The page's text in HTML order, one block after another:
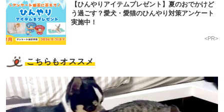
【ひんやりアイテムプレゼント】夏のおでかけど
う過ごす？愛犬・愛猫のひんやり対策アンケート
実施中！
<PR>
こちらもオススメ